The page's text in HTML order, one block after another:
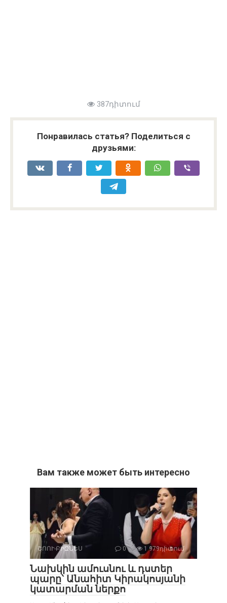
387դիտում
Понравилась статья? Поделиться с
друзьями:
Вам также может быть интересно
ՇՈՈՒ-ԲԻԶՆԵՍ 0 1 979դիտում
Նախկին ամուսնու և դստեր
պարը՝ Անահիտ Կիրակոսյանի
կատարման ներքո